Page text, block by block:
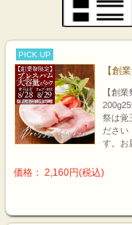
PICK UP
【創
【創
祭は覚
ださい
す。お
価格： 2,160円(税込)